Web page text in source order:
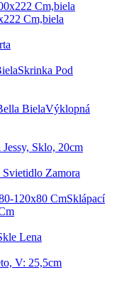
Cm,biela
Skrinka Pod
Výklopná
Jessy, Sklo, 20cm
Svietidlo Zamora
Sklápací
Lena
V: 25,5cm